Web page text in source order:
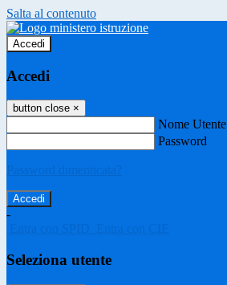
Salta al contenuto
Accedi
Accedi
button close ×
Nome Utente
Password
Password dimenticata?
-
Entra con SPID
Entra con CIE
Seleziona utente